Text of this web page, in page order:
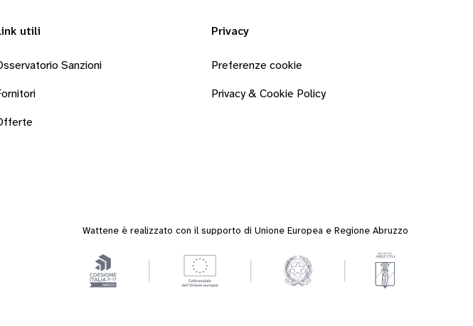
utili
Sanzioni
Privacy
Preferenze cookie
Privacy & Cookie Policy
Wattene è realizzato con il supporto di Unione Europea e Regione Abruzzo